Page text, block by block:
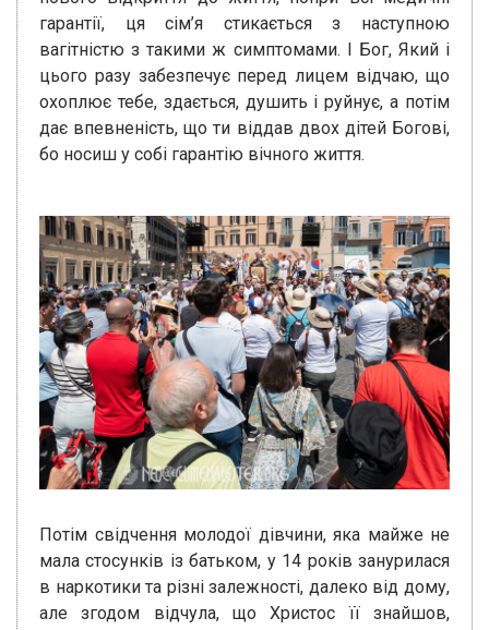
гарантії, ця сім’я стикається з наступною
вагітністю з такими ж симптомами. І Бог, Який і
цього разу забезпечує перед лицем відчаю, що
охоплює тебе, здається, душить і руйнує, а потім
дає впевненість, що ти віддав двох дітей Богові,
бо носиш у собі гарантію вічного життя.
Потім свідчення молодої дівчини, яка майже не
мала стосунків із батьком, у 14 років занурилася
в наркотики та різні залежності, далеко від дому,
але згодом відчула, що Христос її знайшов,